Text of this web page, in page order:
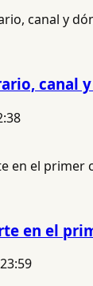
canal
en el